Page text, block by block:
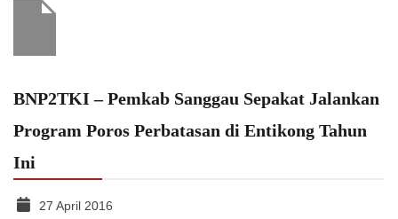
BNP2TKI – Pemkab Sanggau Sepakat Jalankan
Program Poros Perbatasan di Entikong Tahun
Ini
27 April 2016